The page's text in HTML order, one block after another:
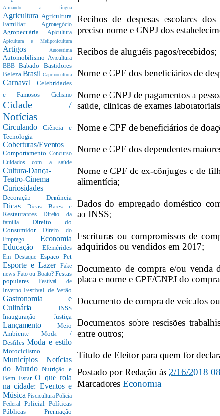
Afinando a língua
Agricultura Agricultura
Familiar Agronegócio
Agropecuária Apicultura
Apicultura e Meliponicultura
Artigos Autoestima
Automobilismo Avicultura
BBBBabado Bastidores
Beleza Brasil Caprinocultura
Carnaval Celebridades
e Famosos Ciclismo
Cidade /
Notícias
CirculandoCiência e
Tecnologia
Coberturas/Eventos
Comportamento Concurso
Cuidados com a saúde
Cultura-Dança-
Teatro-Cinema
Curiosidades
Decoração Denúncia
DicasDicas Bares e
RestaurantesDireito da
família Direito do
Consumidor Direito do
Emprego Economia
Educação Efemérides
Em Destaque Espaço Pet
Esporte e Lazer
Fake
news Fato ou Boato? Festas
popularesFestival de
InvernoFestival de Verão
Gastronomia e
Culinária INSS
Inauguração Justiça
Lançamento Meio
AmbienteModa /
Desfiles Moda e estilo
Motociclismo
Municípios Notícias
do MundoNutrição e
Bem EstarO que rola
na cidade: Eventos e
Música Piscicultura Policia
Federal Policial Políticas
Públicas Premiação
Recibos de despesas escolares
preciso nome e CNPJ dos
Recibos de aluguéis pagos/recebidos;
Nome e CPF dos beneficiários de
Nome e CNPJ de pagamentos a
saúde, clínicas de exames
Nome e CPF de beneficiários de
Nome e CPF dos dependentes
Nome e CPF de ex-cônjuges e de
alimentícia;
Dados do empregado doméstico
ao INSS;
Escrituras ou compromissos de
adquiridos ou vendidos em 2017;
Documento de compra e/ou venda
placa e nome e CPF/CNPJ do
Documento de compra de veículos
Documentos sobre rescisões
entre outros;
Título de Eleitor para quem for
Postado porRedação às 2/16/2018
Marcadores Economia